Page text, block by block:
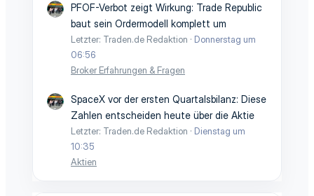
PFOF-Verbot zeigt Wirkung: Trade Republic
baut sein Ordermodell komplett um
Letzter: Traden.de Redaktion
Donnerstag um
06:56
Broker Erfahrungen & Fragen
SpaceX vor der ersten Quartalsbilanz: Diese
Zahlen entscheiden heute über die Aktie
Letzter: Traden.de Redaktion
Dienstag um
10:35
Aktien